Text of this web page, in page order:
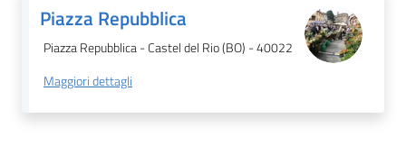
Piazza Repubblica
Piazza Repubblica - Castel del Rio (BO) - 40022
Maggiori dettagli